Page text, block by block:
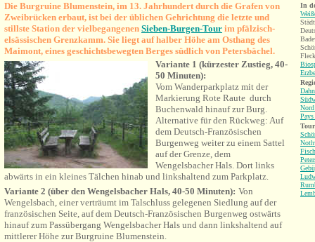
Die Burgruine Blumenstein, im 13. Jahrhundert durch die Grafen von
Zweibrücken erbaut, ist bei der üblichen Gehrichtung die letzte und
stillste Station der vielbegangenen Sieben-Burgen-Tour im pfälzisch-
elsässischen Grenzkamm. Sie liegt auf halber Höhe am Osthang des
Maimont, eines geschichtsbewegten Berges südlich von Petersbächel.
Variante 1 (kürzester Zustieg, 40-
50 Minuten):
Vom Wanderparkplatz mit der
Markierung Rote Raute durch
Buchenwald hinauf zur Burg.
Alternative für den Rückweg: Auf
dem Deutsch-Französischen
Burgenweg weiter zu einem Sattel
auf der Grenze, dem
Wengelsbacher Hals. Dort links
abwärts in ein kleines Tälchen hinab und linkshaltend zum Parkplatz.
Variante 2 (über den Wengelsbacher Hals, 40-50 Minuten): Von
Wengelsbach, einer verträumt im Talschluss gelegenen Siedlung auf der
französischen Seite, auf dem Deutsch-Französischen Burgenweg ostwärts
hinauf zum Passübergang Wengelsbacher Hals und dann linkshaltend auf
mittlerer Höhe zur Burgruine Blumenstein.
In
Nord